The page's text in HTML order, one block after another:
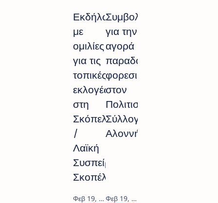
Εκδήλωση
με
ομιλίες
για τις
τοπικές
εκλογές
στη
Σκόπελο
/
Λαϊκή
Συσπείρωση
Σκοπέλου
Συμβολή
για την
αγορά
παραδοσιακών
φορεσιών
στον
Πολιτιστικό
Σύλλογο
Αλοννήσου